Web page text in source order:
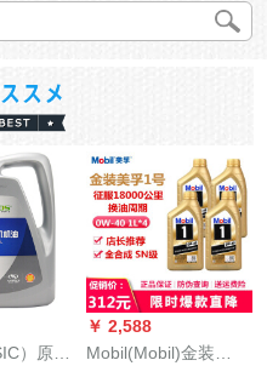
）原
￥ 2,588
Mobil(Mobil)金装